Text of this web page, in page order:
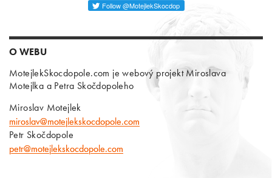
Follow @MotejlekSkocdop
O WEBU
MotejlekSkocdopole.com je webový projekt Miroslava
Motejlka a Petra Skočdopoleho
Miroslav Motejlek
miroslav@motejlekskocdopole.com
Petr Skočdopole
petr@motejlekskocdopole.com